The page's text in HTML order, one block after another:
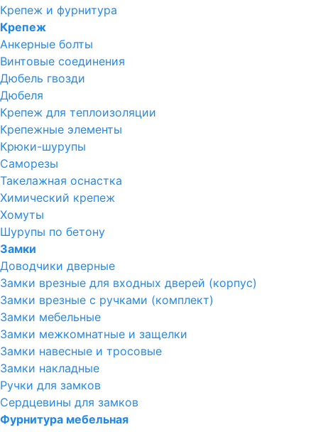
Крепеж и фурнитура
Крепеж
Анкерные болты
Винтовые соединения
Дюбель гвозди
Дюбеля
Крепеж для теплоизоляции
Крепежные элементы
Крюки-шурупы
Саморезы
Такелажная оснастка
Химический крепеж
Хомуты
Шурупы по бетону
Замки
Доводчики дверные
Замки врезные для входных дверей (корпус)
Замки врезные с ручками (комплект)
Замки мебельные
Замки межкомнатные и защелки
Замки навесные и тросовые
Замки накладные
Ручки для замков
Сердцевины для замков
Фурнитура мебельная